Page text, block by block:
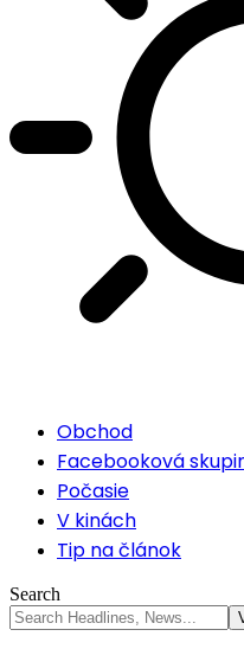
Obchod
Facebooková
Počasie
V kinách
Tip na článok
Search